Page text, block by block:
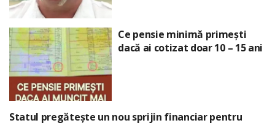
Ce pensie minimă primești
dacă ai cotizat doar 10 – 15 ani
Statul pregătește un nou sprijin financiar pentru